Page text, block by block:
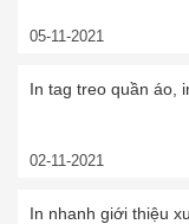
05-11-2021
In tag treo quần áo,
02-11-2021
In nhanh giới thiệu